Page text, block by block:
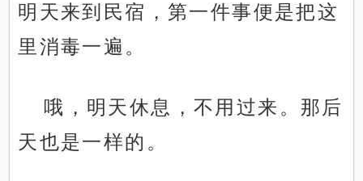
明天来到民宿，第一件事便是把这
里消毒一遍。
哦，明天休息，不用过来。那后
天也是一样的。